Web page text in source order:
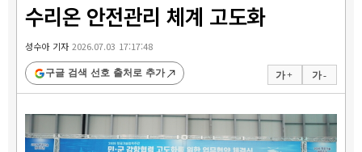
수리온 안전관리 체계 고도화
성수아 기자2026.07.03 17:17:48
가 + 가 -
구글 검색 선호 출처로 추가